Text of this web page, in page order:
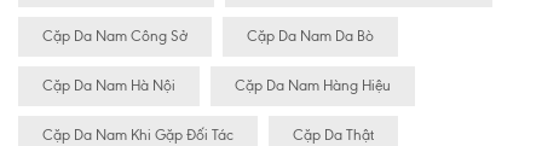
Cặp Da Nam Công Sở Cặp Da Nam Da Bò
Cặp Da Nam Hà Nội Cặp Da Nam Hàng Hiệu
Cặp Da Nam Khi Gặp Đối Tác Cặp Da Thật